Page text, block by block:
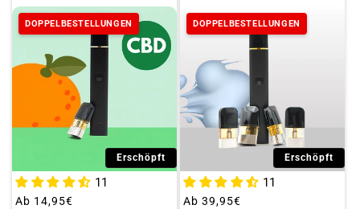
DOPPELBESTELLUNGEN
Erschöpft
11
Üblicher
Ab 14,95€
DOPPELBESTELLUNGEN
Erschöpft
11
Üblicher
Ab 39,95€